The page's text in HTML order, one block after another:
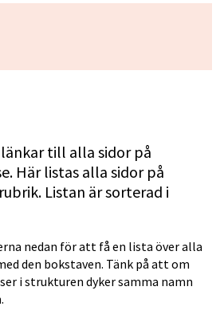
länkar till alla sidor på
Här listas alla sidor på
Listan är sorterad i
nedan för att få en lista över alla
den bokstaven. Tänk på att om
i strukturen dyker samma namn